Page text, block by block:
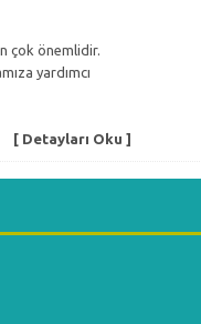
çok önemlidir.
yardımcı
[ Detayları Oku ]